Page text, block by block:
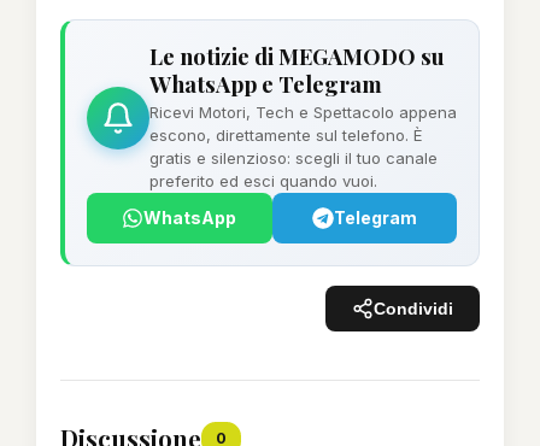
Le notizie di MEGAMODO su
WhatsApp e Telegram
Ricevi Motori, Tech e Spettacolo appena
escono, direttamente sul telefono. È
gratis e silenzioso: scegli il tuo canale
preferito ed esci quando vuoi.
WhatsApp Telegram
Condividi
Discussione 0